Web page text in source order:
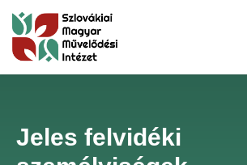
Jeles felvidéki